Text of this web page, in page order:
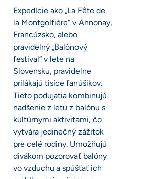
Expedície ako „La Fête de
la Montgolfière“ v Annonay,
Francúzsko, alebo
pravidelný „Balónový
festival“ v lete na
Slovensku, pravidelne
prilákajú tisíce fanúšikov.
Tieto podujatia kombinujú
nadšenie z letu z balónu s
kultúrnymi aktivitami, čo
vytvára jedinečný zážitok
pre celé rodiny. Umožňujú
divákom pozorovať balóny
vo vzduchu a spúšťať ich